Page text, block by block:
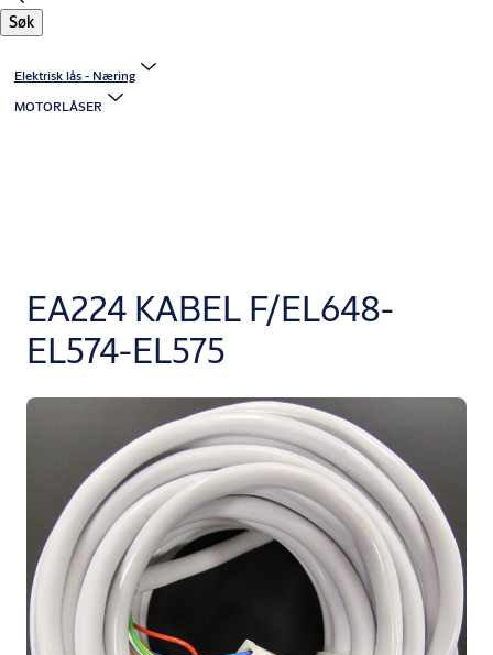
Søk
Elektrisk lås - Næring
MOTORLÅSER
EA224 KABEL F/EL648-
EL574-EL575